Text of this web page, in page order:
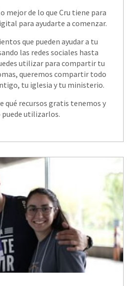
mejor de lo que Cru tiene para
para ayudarte a comenzar.
que pueden ayudar a tu
las redes sociales hasta
utilizar para compartir tu
queremos compartir todo
tu iglesia y tu ministerio.
qué recursos gratis tenemos y
puede utilizarlos.